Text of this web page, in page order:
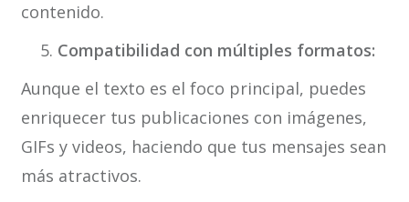
contenido.
Compatibilidad con múltiples formatos:
Aunque el texto es el foco principal, puedes
enriquecer tus publicaciones con imágenes,
GIFs y videos, haciendo que tus mensajes sean
más atractivos.